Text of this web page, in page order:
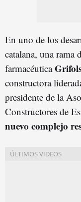
En uno de los
catalana, una rama
farmacéutica
constructora
presidente de la
Constructores de
nuevo complejo